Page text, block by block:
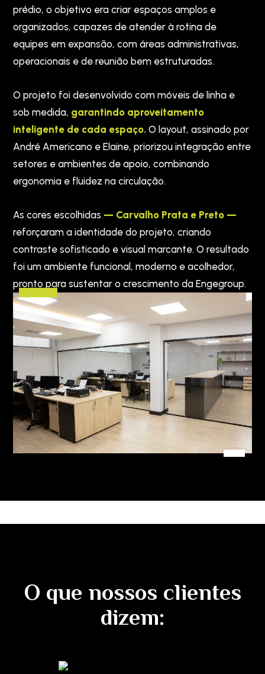
prédio, o objetivo era criar espaços amplos e
organizados, capazes de atender à rotina de
equipes em expansão, com áreas administrativas,
operacionais e de reunião bem estruturadas.
O projeto foi desenvolvido com móveis de linha e
sob medida, garantindo aproveitamento
inteligente de cada espaço. O layout, assinado por
André Americano e Elaine, priorizou integração entre
setores e ambientes de apoio, combinando
ergonomia e fluidez na circulação.
As cores escolhidas — Carvalho Prata e Preto —
reforçaram a identidade do projeto, criando
contraste sofisticado e visual marcante. O resultado
foi um ambiente funcional, moderno e acolhedor,
pronto para sustentar o crescimento da Engegroup.
O que nossos clientes
dizem: